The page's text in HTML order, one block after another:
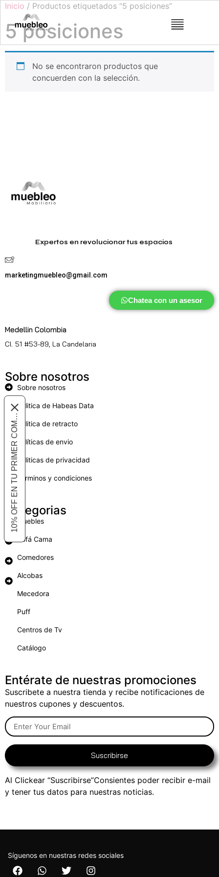
Inicio / Productos etiquetados “5 posiciones”
5 posiciones
No se encontraron productos que
concuerden con la selección.
Expertos en revolucionar tus espacios
marketingmuebleo@gmail.com
Chatea con un asesor
Medellin Colombia
Cl. 51 #53-89, La Candelaria
Sobre nosotros
Sobre nosotros
Politica de Habeas Data
Politica de retracto
Políticas de envio
Politicas de privacidad
Términos y condiciones
Categorias
Muebles
Sofá Cama
Comedores
Alcobas
Mecedora
Puff
Centros de Tv
Catálogo
Entérate de nuestras promociones
Suscribete a nuestra tienda y recibe notificaciones de
nuestros cupones y descuentos.
Suscribirse
Al Clickear “Suscribirse”Consientes poder recibir e-mail
y tener tus datos para nuestras noticias.
Síguenos en nuestras redes sociales
10% OFF EN TU PRIMER COMPRA